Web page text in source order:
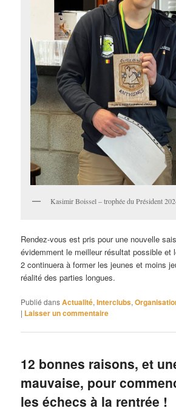
Kasimir Boissel – trophée du Président
Rendez-vous est pris pour une nouvelle
évidemment le meilleur résultat possible et
2 continuera à former les jeunes et moins
réalité des parties longues.
Publié dansActualité,Interclubs,
| Laisser un commentaire
12 bonnes raisons, et
mauvaise, pour
les échecs à la rentrée !